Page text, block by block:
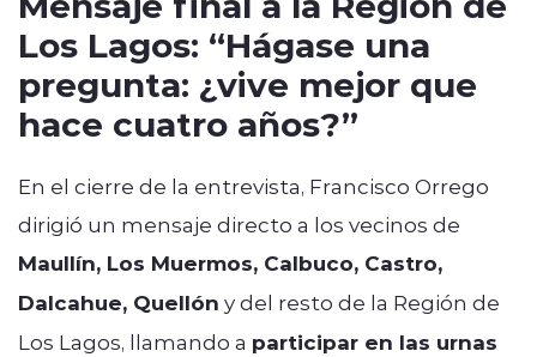
Los Lagos: “Hágase una
pregunta: ¿vive mejor que
hace cuatro años?”
En el cierre de la entrevista, Francisco Orrego
dirigió un mensaje directo a los vecinos de
Maullín, Los Muermos, Calbuco, Castro,
Dalcahue, Quellón y del resto de la Región de
Los Lagos, llamando a participar en las urnas